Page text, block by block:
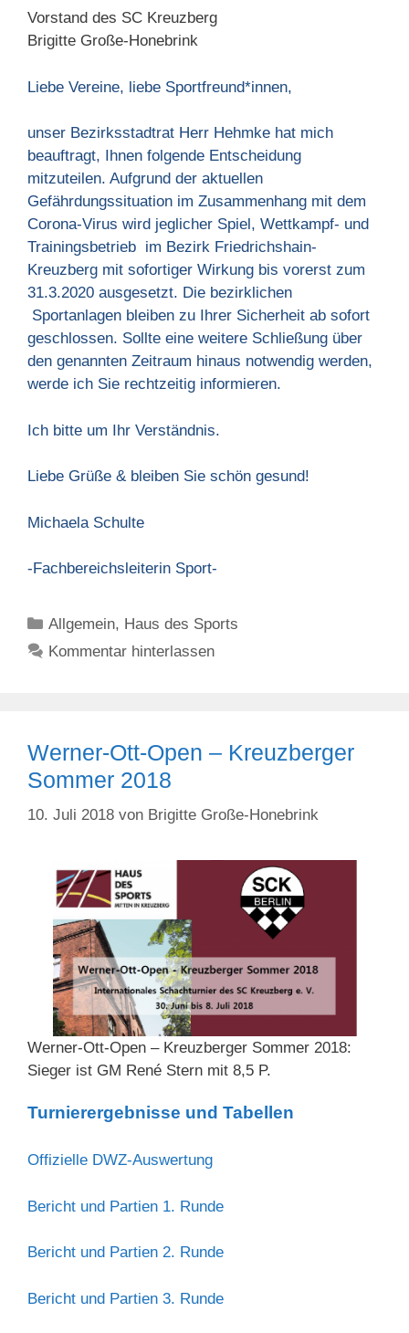
Vorstand des SC Kreuzberg
Brigitte Große-Honebrink
Liebe Vereine, liebe Sportfreund*innen,
unser Bezirksstadtrat Herr Hehmke hat mich
beauftragt, Ihnen folgende Entscheidung
mitzuteilen. Aufgrund der aktuellen
Gefährdungssituation im Zusammenhang mit dem
Corona-Virus wird jeglicher Spiel, Wettkampf- und
Trainingsbetrieb im Bezirk Friedrichshain-
Kreuzberg mit sofortiger Wirkung bis vorerst zum
31.3.2020 ausgesetzt. Die bezirklichen
Sportanlagen bleiben zu Ihrer Sicherheit ab sofort
geschlossen. Sollte eine weitere Schließung über
den genannten Zeitraum hinaus notwendig werden,
werde ich Sie rechtzeitig informieren.
Ich bitte um Ihr Verständnis.
Liebe Grüße & bleiben Sie schön gesund!
Michaela Schulte
-Fachbereichsleiterin Sport-
Kategorien
Allgemein, Haus des Sports
Kommentar hinterlassen
Werner-Ott-Open – Kreuzberger
Sommer 2018
10. Juli 2018 von Brigitte Große-Honebrink
Werner-Ott-Open – Kreuzberger Sommer 2018:
Sieger ist GM René Stern mit 8,5 P.
Turnierergebnisse und Tabellen
Offizielle DWZ-Auswertung
Bericht und Partien 1. Runde
Bericht und Partien 2. Runde
Bericht und Partien 3. Runde